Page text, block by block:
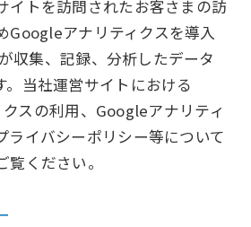
イトを訪問されたお客さまの訪
Googleアナリティクスを導入
収集、記録、分析したデータ
。当社運営サイトにおける
スの利用、Googleアナリティ
ライバシーポリシー等について
ください。